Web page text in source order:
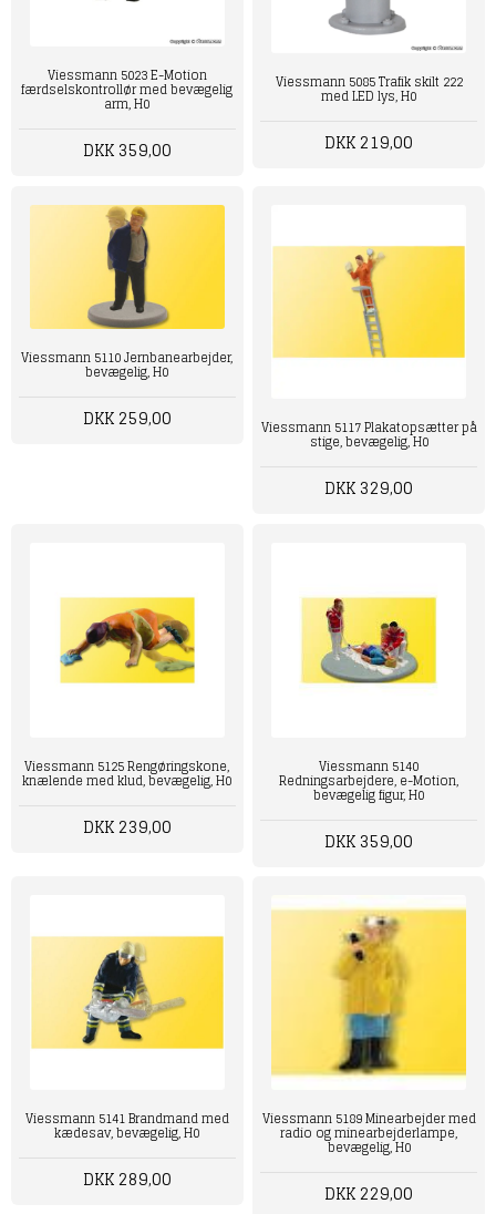
Viessmann 5023 E-Motion
færdselskontrollør med bevægelig
arm, H0
DKK 359,00
Viessmann 5085 Trafik skilt 222
med LED lys, H0
DKK 219,00
Viessmann 5110 Jernbanearbejder,
bevægelig, H0
DKK 259,00 Viessmann 5117 Plakatopsætter på
stige, bevægelig, H0
DKK 329,00
Viessmann 5125 Rengøringskone,
knælende med klud, bevægelig, H0
DKK 239,00
Viessmann 5140
Redningsarbejdere, e-Motion,
bevægelig figur, H0
DKK 359,00
Viessmann 5141 Brandmand med
kædesav, bevægelig, H0
DKK 289,00
Viessmann 5189 Minearbejder med
radio og minearbejderlampe,
bevægelig, H0
DKK 229,00